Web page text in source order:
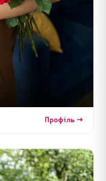
Профіль →